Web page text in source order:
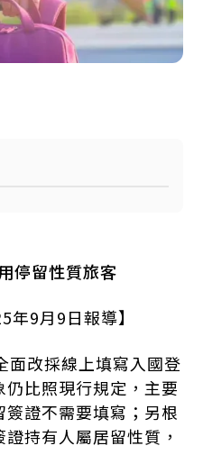
停留性質旅客
年9月9日報導】
面改採線上填寫入國登
比照現行規定，主要
證不需要填寫；另根
持有人屬居留性質，